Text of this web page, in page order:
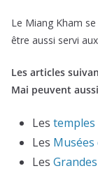
Le Miang Kham
être aussi servi
Les articles
Mai peuvent
Les temples
Les Musées
Les